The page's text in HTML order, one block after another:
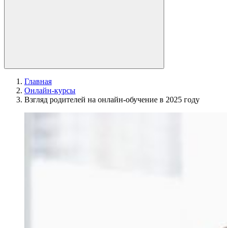
Главная
Онлайн-курсы
Взгляд родителей на онлайн-обучение в 2025 году